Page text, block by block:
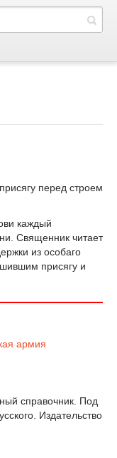
перед строем
каждый
Священник читает
из особаго
присягу и
армия
справочник. Под
Издательство